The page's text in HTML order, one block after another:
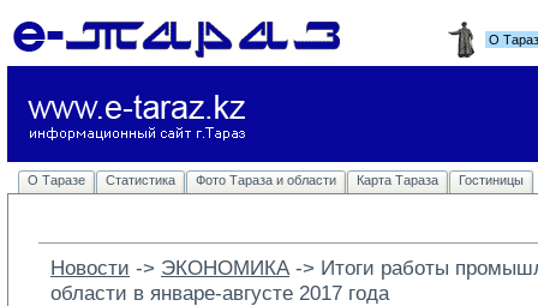
О
О Таразе Статистика Фото Тараза и области Карта Тараза Гостиницы
Новости -> ЭКОНОМИКА -> Итоги работы
области в январе-августе 2017 года